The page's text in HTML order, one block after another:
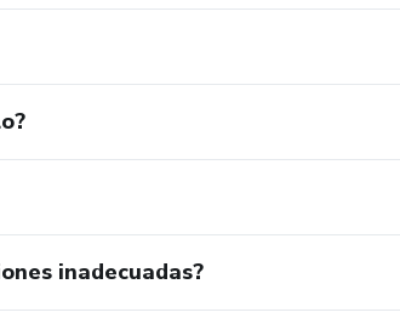
inadecuadas?